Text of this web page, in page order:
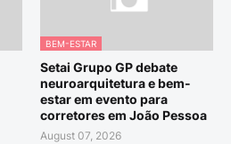
BEM-ESTAR
Setai Grupo GP debate
neuroarquitetura e bem-
estar em evento para
corretores em João Pessoa
August 07, 2026